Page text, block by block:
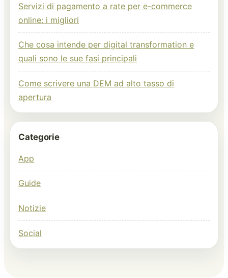
Servizi di pagamento a rate per e-commerce
online: i migliori
Che cosa intende per digital transformation e
quali sono le sue fasi principali
Come scrivere una DEM ad alto tasso di
apertura
Categorie
App
Guide
Notizie
Social